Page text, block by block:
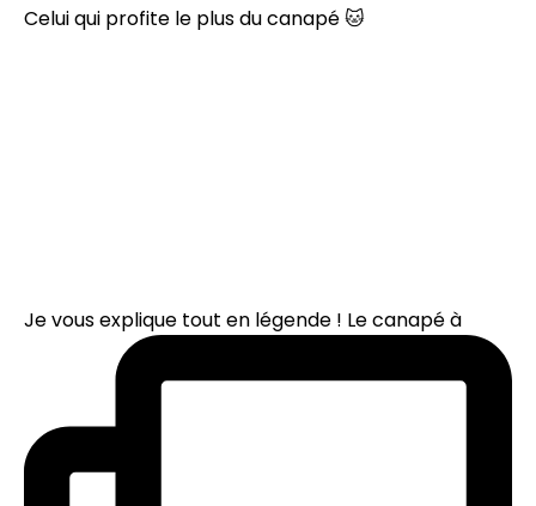
Celui qui profite le plus du canapé 🐱
Je vous explique tout en légende ! Le canapé à